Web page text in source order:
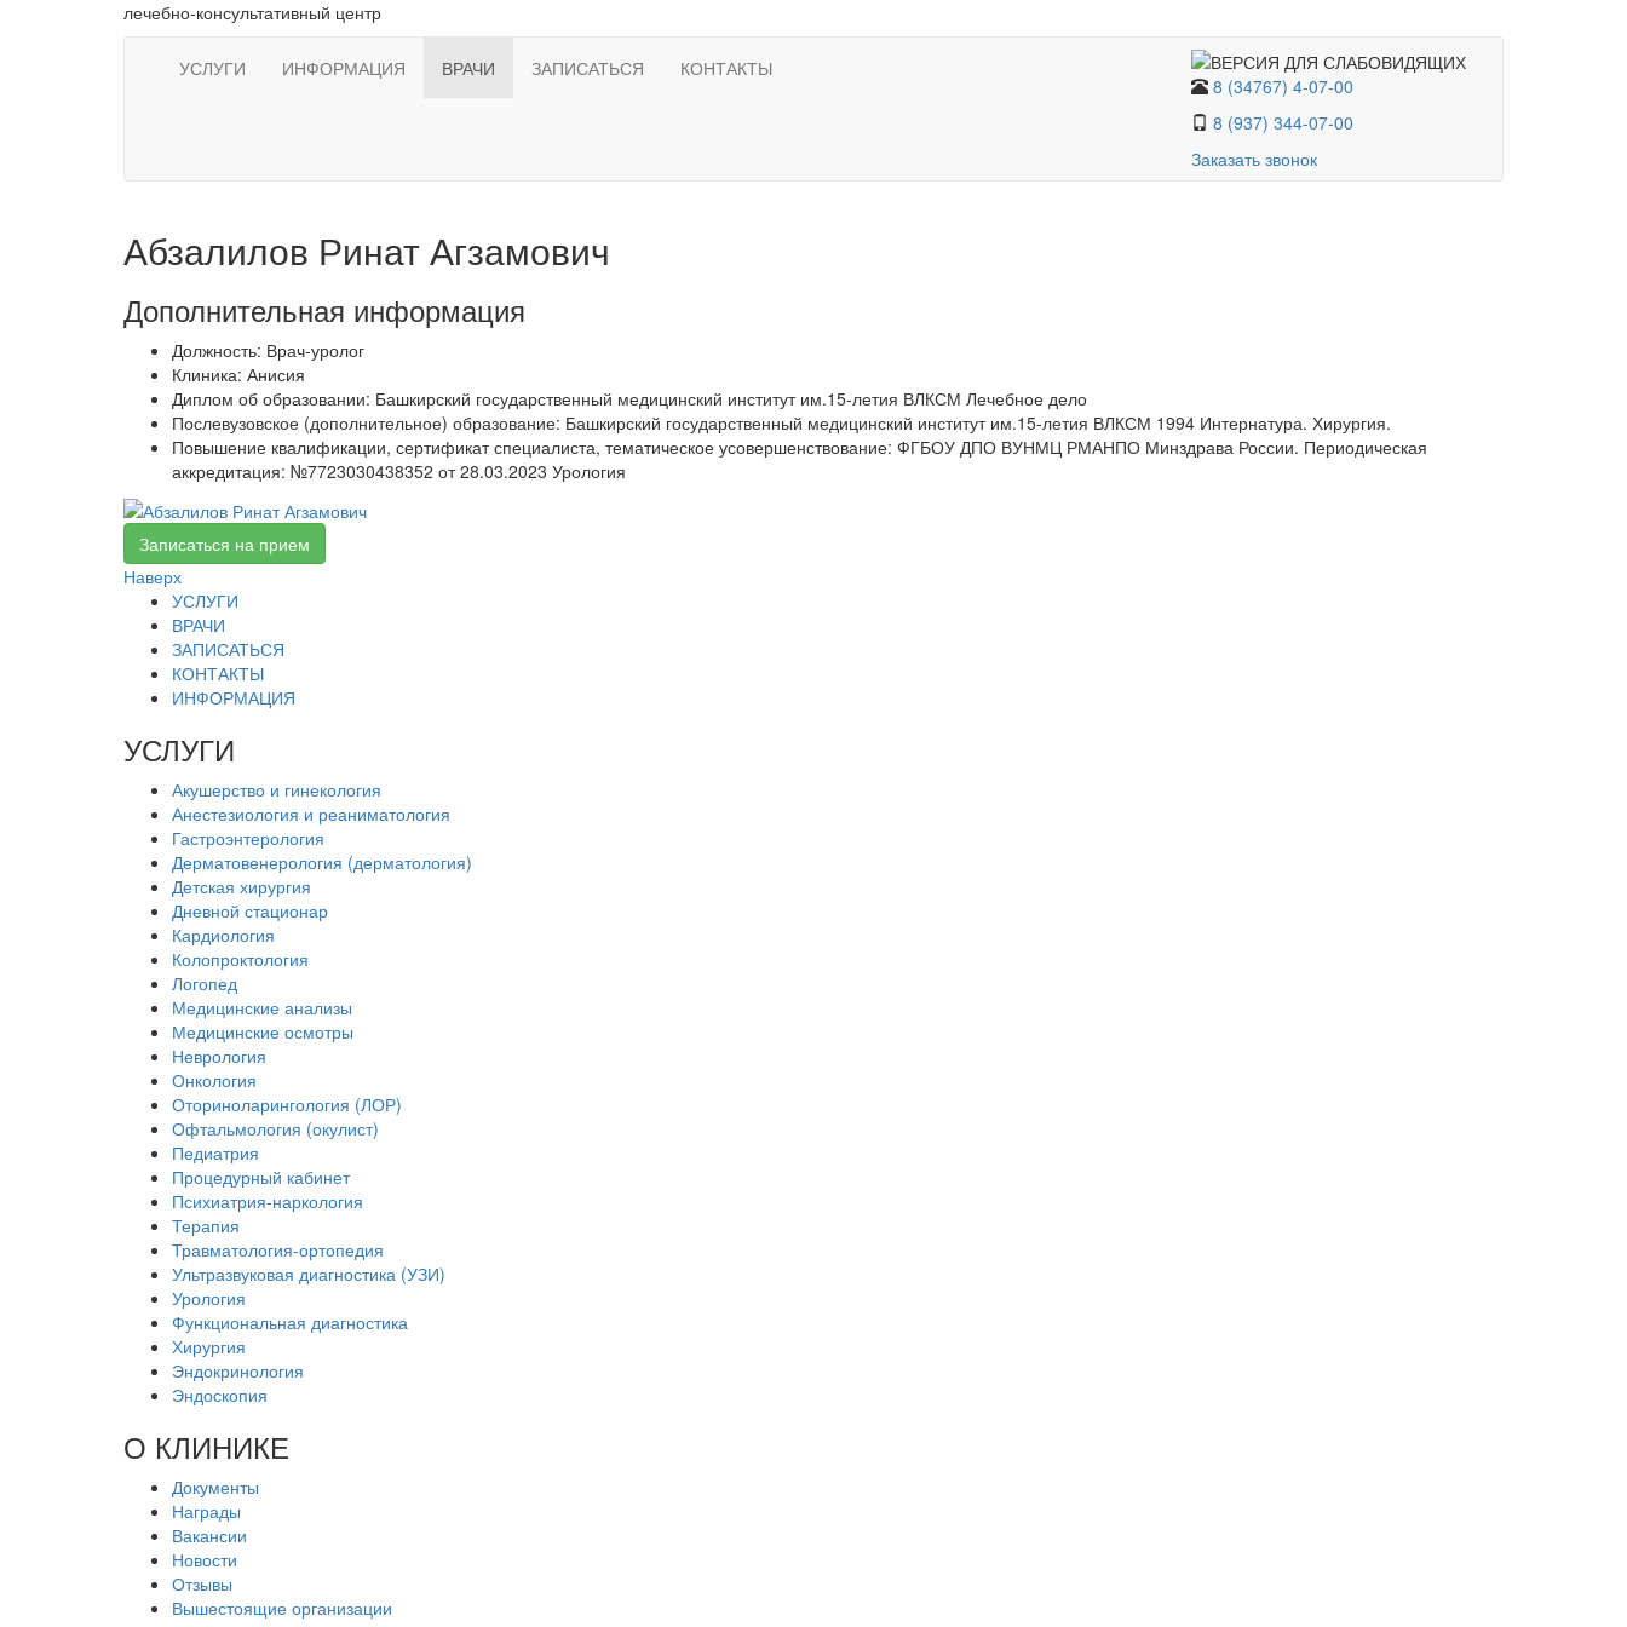
лечебно-консультативный центр
УСЛУГИ ИНФОРМАЦИЯ ВРАЧИ ЗАПИСАТЬСЯ КОНТАКТЫ
8 (34767) 4-07-00
8 (937) 344-07-00
Заказать звонок
Абзалилов Ринат Агзамович
Дополнительная информация
Должность: Врач-уролог
Клиника: Анисия
Диплом об образовании: Башкирский государственный медицинский институт им.15-летия ВЛКСМ Лечебное дело
Послевузовское (дополнительное) образование: Башкирский государственный медицинский институт им.15-летия ВЛКСМ 1994 Интернатура. Хирургия.
Повышение квалификации, сертификат специалиста, тематическое усовершенствование: ФГБОУ ДПО ВУНМЦ РМАНПО Минздрава России. Периодическая
аккредитация: №7723030438352 от 28.03.2023 Урология
Записаться на прием
Наверх
УСЛУГИ
ВРАЧИ
ЗАПИСАТЬСЯ
КОНТАКТЫ
ИНФОРМАЦИЯ
УСЛУГИ
Акушерство и гинекология
Анестезиология и реаниматология
Гастроэнтерология
Дерматовенерология (дерматология)
Детская хирургия
Дневной стационар
Кардиология
Колопроктология
Логопед
Медицинские анализы
Медицинские осмотры
Неврология
Онкология
Оториноларингология (ЛОР)
Офтальмология (окулист)
Педиатрия
Процедурный кабинет
Психиатрия-наркология
Терапия
Травматология-ортопедия
Ультразвуковая диагностика (УЗИ)
Урология
Функциональная диагностика
Хирургия
Эндокринология
Эндоскопия
О КЛИНИКЕ
Документы
Награды
Вакансии
Новости
Отзывы
Вышестоящие организации